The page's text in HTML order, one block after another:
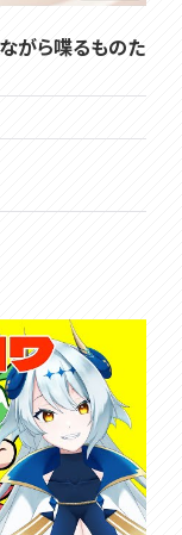
がら喋るものた